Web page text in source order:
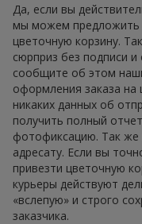
Да, если вы
мы можем предложить
цветочную корзину.
сюрприз без подписи
сообщите об этом
оформления заказа
никаких данных об
получить полный
фотофиксацию. Так же
адресату. Если вы
привезти цветочную
курьеры действуют
«вслепую» и строго
заказчика.